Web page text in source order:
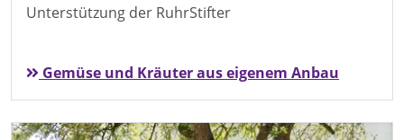
Unterstützung der RuhrStifter
Gemüse und Kräuter aus eigenem Anbau